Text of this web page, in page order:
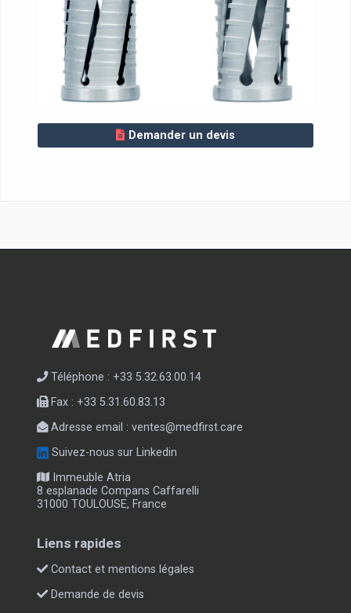
Demander un devis
Téléphone : +33 5.32.63.00.14
Fax : +33 5.31.60.83.13
Adresse email :ventes@medfirst.care
Suivez-nous sur Linkedin
Immeuble Atria
8 esplanade Compans Caffarelli
31000 TOULOUSE, France
Liens rapides
Contact et mentions légales
Demande de devis